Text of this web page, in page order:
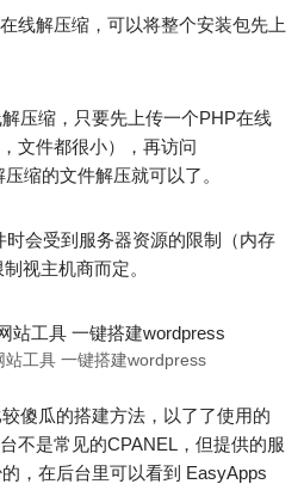
线解压缩，可以将整个安装包先上
压缩，只要先上传一个PHP在线
文件都很小），再访问
缩的文件解压就可以了。
会受到服务器资源的限制（内存
视主机商而定。
站工具 一键搭建wordpress
傻瓜的搭建方法，以了了使用的
不是常见的CPANEL，但提供的服
，在后台里可以看到 EasyApps